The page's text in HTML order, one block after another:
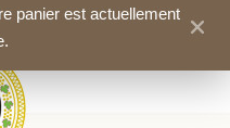
panier est actuellement